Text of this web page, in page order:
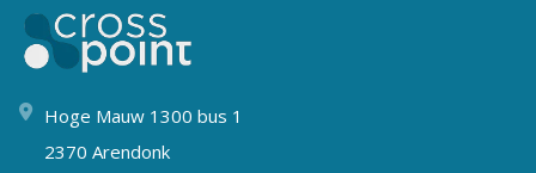
Hoge Mauw 1300 bus 1
2370 Arendonk